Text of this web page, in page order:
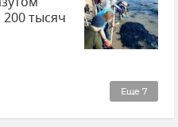
море
тысяч
Еще 7
море